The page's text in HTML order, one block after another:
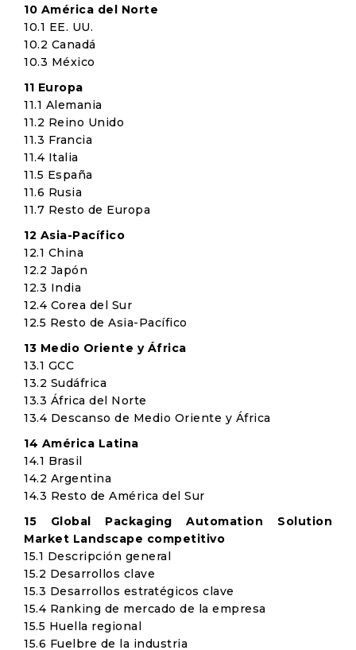
10 América del Norte
10.1 EE. UU.
10.2 Canadá
10.3 México
11 Europa
11.1 Alemania
11.2 Reino Unido
11.3 Francia
11.4 Italia
11.5 España
11.6 Rusia
11.7 Resto de Europa
12 Asia-Pacífico
12.1 China
12.2 Japón
12.3 India
12.4 Corea del Sur
12.5 Resto de Asia-Pacífico
13 Medio Oriente y África
13.1 GCC
13.2 Sudáfrica
13.3 África del Norte
13.4 Descanso de Medio Oriente y África
14 América Latina
14.1 Brasil
14.2 Argentina
14.3 Resto de América del Sur
15 Global Packaging Automation Solution
Market Landscape competitivo
15.1 Descripción general
15.2 Desarrollos clave
15.3 Desarrollos estratégicos clave
15.4 Ranking de mercado de la empresa
15.5 Huella regional
15.6 Fuelbre de la industria